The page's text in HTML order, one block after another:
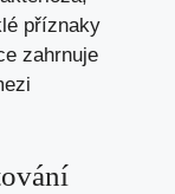
příznaky
zahrnuje